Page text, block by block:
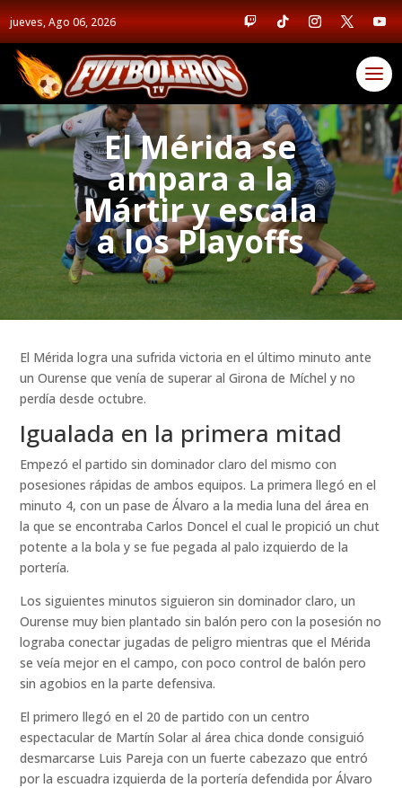
jueves, Ago 06, 2026
El Mérida se
ampara a la
Mártir y escala
a los Playoffs
El Mérida logra una sufrida victoria en el último minuto ante
un Ourense que venía de superar al Girona de Míchel y no
perdía desde octubre.
Igualada en la primera mitad
Empezó el partido sin dominador claro del mismo con
posesiones rápidas de ambos equipos. La primera llegó en el
minuto 4, con un pase de Álvaro a la media luna del área en
la que se encontraba Carlos Doncel el cual le propició un chut
potente a la bola y se fue pegada al palo izquierdo de la
portería.
Los siguientes minutos siguieron sin dominador claro, un
Ourense muy bien plantado sin balón pero con la posesión no
lograba conectar jugadas de peligro mientras que el Mérida
se veía mejor en el campo, con poco control de balón pero
sin agobios en la parte defensiva.
El primero llegó en el 20 de partido con un centro
espectacular de Martín Solar al área chica donde consiguió
desmarcarse Luis Pareja con un fuerte cabezazo que entró
por la escuadra izquierda de la portería defendida por Álvaro